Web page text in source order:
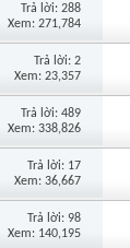
Trả lời: 288
Xem: 271,784
Trả lời: 2
Xem: 23,357
Trả lời: 489
Xem: 338,826
Trả lời: 17
Xem: 36,667
Trả lời: 98
Xem: 140,195